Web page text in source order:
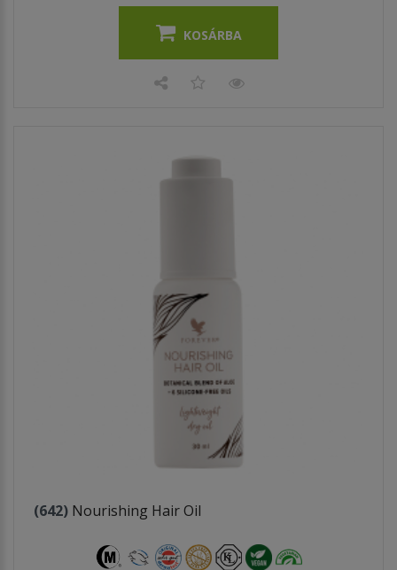
KOSÁRBA
(642) Nourishing Hair Oil